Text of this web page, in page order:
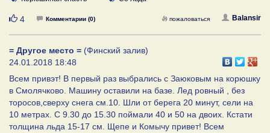
Нравится
4 Комментарии (0) Balansir
пожаловаться
= Другое место = (Финский залив)
24.01.2018 18:48
Всем привэт! В первый раз выбрались с Заюковым на корюшку
в Смолячково. Машину оставили на базе. Лед ровный , без
торосов,сверху снега см.10. Шли от берега 20 минут, сели на
10 метрах. С 9.30 до 15.30 поймали 40 и 50 на двоих. Кстати
толщина льда 15-17 см. Щепе и Комычу привет! Всем